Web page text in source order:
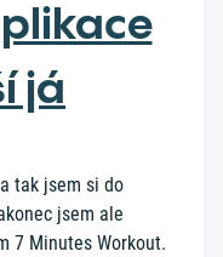
já
tak jsem si do
jsem ale
7 Minutes Workout.